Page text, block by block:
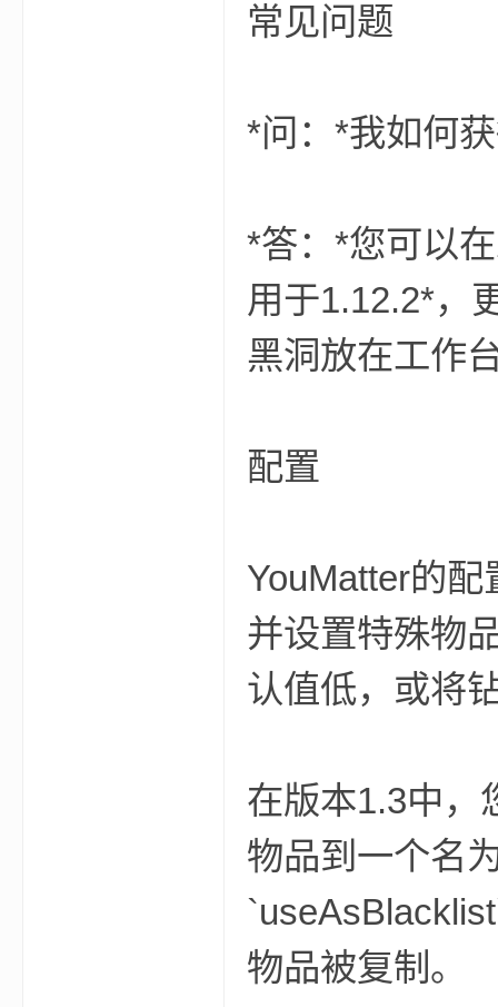
常见问题
*问：*我如何
*答：*您可以
用于1.12.2*，
黑洞放在工作
配置
YouMatter的
并设置特殊物
认值低，或将
在版本1.3中，
物品到一个名
物品被复制。